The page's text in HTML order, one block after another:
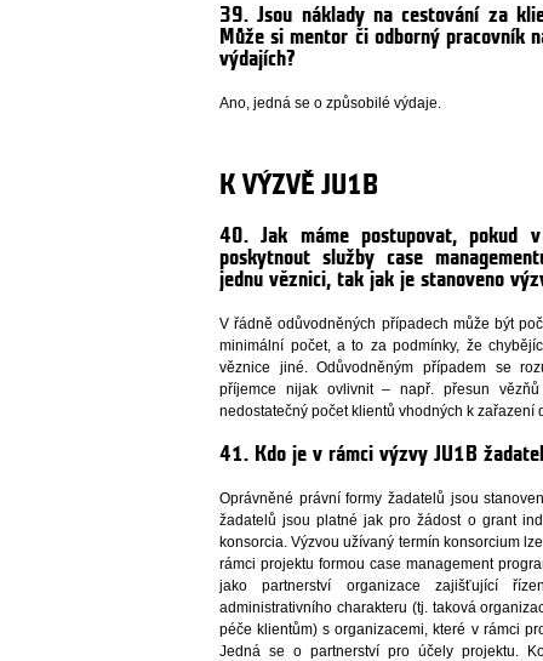
39. Jsou náklady na cestování za
Může si mentor či odborný pracovník
výdajích?
Ano, jedná se o způsobilé výdaje.
K VÝZVĚ JU1B
40. Jak máme postupovat, pokud
poskytnout služby case
jednu věznici, tak jak je stanoveno
V řádně odůvodněných případech může být
minimální počet, a to za podmínky, že
věznice jiné. Odůvodněným případem se
příjemce nijak ovlivnit – např. přesun
nedostatečný počet klientů vhodných k zařazení
41. Kdo je v rámci výzvy JU1B
Oprávněné právní formy žadatelů jsou
žadatelů jsou platné jak pro žádost o grant
konsorcia. Výzvou užívaný termín konsorcium
rámci projektu formou case management
jako partnerství organizace zajišťující
administrativního charakteru (tj. taková
péče klientům) s organizacemi, které v rámci
Jedná se o partnerství pro účely projektu.